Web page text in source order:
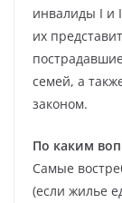
инвалиды I и
их
семей, а
законом.
По каким
Самые
(если жилье